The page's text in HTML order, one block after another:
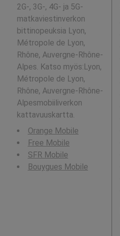
2G-, 3G-, 4G- ja 5G-
matkaviestinverkon
bittinopeuksia Lyon,
Métropole de Lyon,
Rhône, Auvergne-Rhône-
Alpes. Katso myös:Lyon,
Métropole de Lyon,
Rhône, Auvergne-Rhône-
Alpesmobiiliverkon
kattavuuskartta.
Orange Mobile
Free Mobile
SFR Mobile
Bouygues Mobile